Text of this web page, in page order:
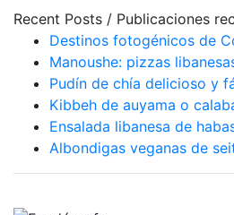
Recent Posts / Publicaciones
Destinos fotogénicos de
Manoushe: pizzas
Pudín de chía delicioso y
Kibbeh de auyama o
Ensalada libanesa de
Albondigas veganas de